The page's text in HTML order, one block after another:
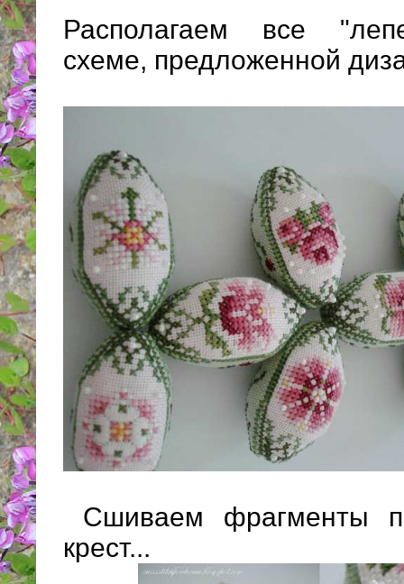
Располагаем все
схеме, предложенной
Сшиваем фрагменты
крест...